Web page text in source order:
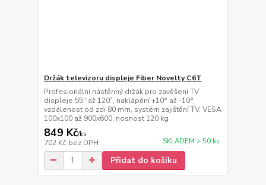
Držák televizoru displeje Fiber Novelty C6T
Profesionální nástěnný držák pro zavěšení TV
displeje 55" až 120", naklápění +10° až -10°,
vzdálenost od zdi 80 mm, systém zajištění TV, VESA
100x100 až 900x600, nosnost 120 kg
849 Kč/ks
702 Kč bez DPH SKLADEM > 50 ks
Přidat do košíku